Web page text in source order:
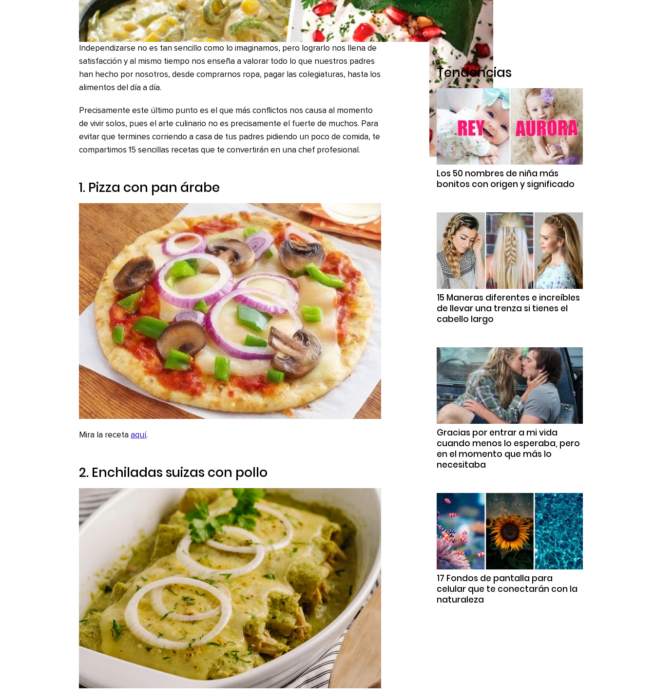
Independizarse no es tan sencillo como lo imaginamos, pero lograrlo nos llena de
satisfacción y al mismo tiempo nos enseña a valorar todo lo que nuestros padres
han hecho por nosotros, desde comprarnos ropa, pagar las colegiaturas, hasta los
alimentos del día a día.
Precisamente este último punto es el que más conflictos nos causa al momento
de vivir solos, pues el arte culinario no es precisamente el fuerte de muchos. Para
evitar que termines corriendo a casa de tus padres pidiendo un poco de comida, te
compartimos 15 sencillas recetas que te convertirán en una chef profesional.
1. Pizza con pan árabe
Mira la receta aquí.
2. Enchiladas suizas con pollo
Tendencias
Los 50 nombres de niña más
bonitos con origen y significado
15 Maneras diferentes e increíbles
de llevar una trenza si tienes el
cabello largo
Gracias por entrar a mi vida
cuando menos lo esperaba, pero
en el momento que más lo
necesitaba
17 Fondos de pantalla para
celular que te conectarán con la
naturaleza